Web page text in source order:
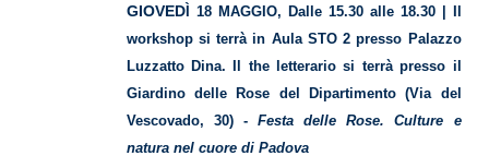
GIOVEDÌ 18 MAGGIO, Dalle 15.30 alle 18.30 | Il
workshop si terrà in Aula STO 2 presso Palazzo
Luzzatto Dina. Il the letterario si terrà presso il
Giardino delle Rose del Dipartimento (Via del
Vescovado, 30) - Festa delle Rose. Culture e
natura nel cuore di Padova